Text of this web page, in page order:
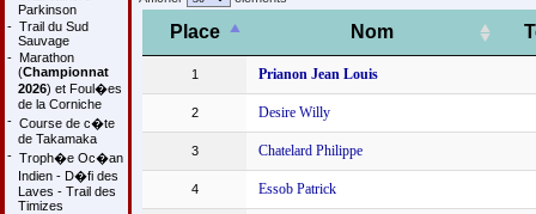
Parkinson
- Trail du Sud
Sauvage
- Marathon
(Championnat
2026) et Foul�es
de la Corniche
- Course de c�te
de Takamaka
- Troph�e Oc�an
Indien - D�fi des
Laves - Trail des
Timizes
Place Nom
1 Prianon Jean Louis
2 Desire Willy
3 Chatelard Philippe
4 Essob Patrick